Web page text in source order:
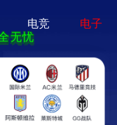
下载
问